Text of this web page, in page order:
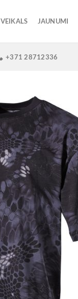
VEIKALS JAUNUMI
+371 28712336